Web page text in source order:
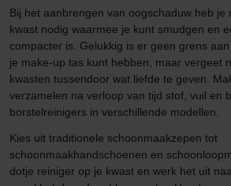
Bij het aanbrengen van oogschaduw heb je
kwast nodig waarmee je kunt smudgen en
compacter is. Gelukkig is er geen grens
je make-up tas kunt hebben, maar vergeet
kwasten tussendoor wat liefde te geven.
verzamelen na verloop van tijd stof, vuil en
borstelreinigers in verschillende modellen.
Kies uit traditionele schoonmaakzepen tot
schoonmaakhandschoenen en
dotje reiniger op je kwast en werk het uit